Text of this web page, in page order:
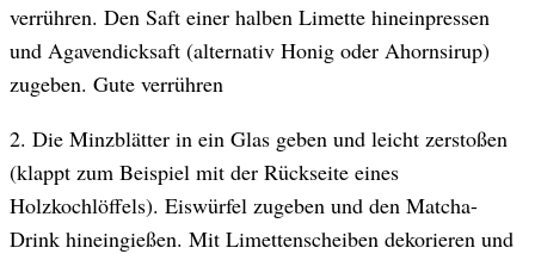
verrühren. Den Saft einer halben Limette hineinpressen
und Agavendicksaft (alternativ Honig oder Ahornsirup)
zugeben. Gute verrühren
2. Die Minzblätter in ein Glas geben und leicht zerstoßen
(klappt zum Beispiel mit der Rückseite eines
Holzkochlöffels). Eiswürfel zugeben und den Matcha-
Drink hineingießen. Mit Limettenscheiben dekorieren und